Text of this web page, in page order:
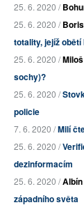
25. 6. 2020 /
25. 6. 2020 /
totality, jejíž obětí
25. 6. 2020 /
sochy)?
25. 6. 2020 /
policie
7. 6. 2020 /Milí
25. 6. 2020 /
dezinformacím
25. 6. 2020 /
západního světa